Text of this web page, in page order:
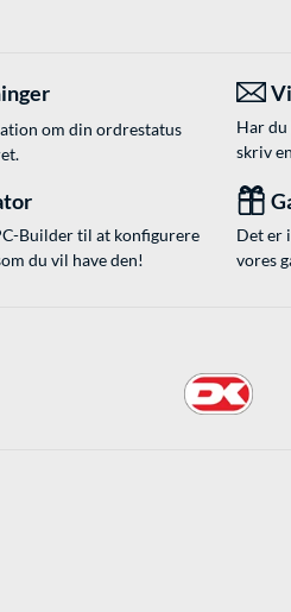
om din ordrestatus
Har
skriv
Builder til at konfigurere
du vil have den!
Det er
vores